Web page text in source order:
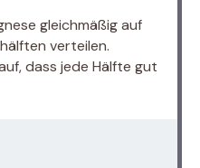
gleichmäßig auf
verteilen.
dass jede Hälfte gut